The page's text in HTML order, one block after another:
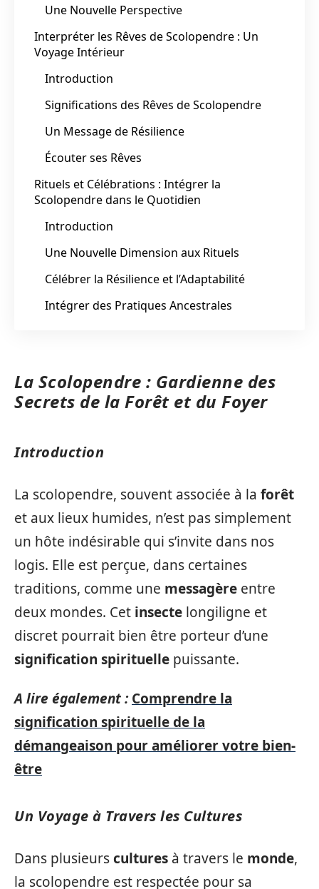
Une Nouvelle Perspective
Interpréter les Rêves de Scolopendre : Un
Voyage Intérieur
Introduction
Significations des Rêves de Scolopendre
Un Message de Résilience
Écouter ses Rêves
Rituels et Célébrations : Intégrer la
Scolopendre dans le Quotidien
Introduction
Une Nouvelle Dimension aux Rituels
Célébrer la Résilience et l’Adaptabilité
Intégrer des Pratiques Ancestrales
La Scolopendre : Gardienne des
Secrets de la Forêt et du Foyer
Introduction
La scolopendre, souvent associée à la forêt
et aux lieux humides, n’est pas simplement
un hôte indésirable qui s’invite dans nos
logis. Elle est perçue, dans certaines
traditions, comme une messagère entre
deux mondes. Cet insecte longiligne et
discret pourrait bien être porteur d’une
signification spirituelle puissante.
A lire également : Comprendre la
signification spirituelle de la
démangeaison pour améliorer votre bien-
être
Un Voyage à Travers les Cultures
Dans plusieurscultures à travers le monde,
la scolopendre est respectée pour sa